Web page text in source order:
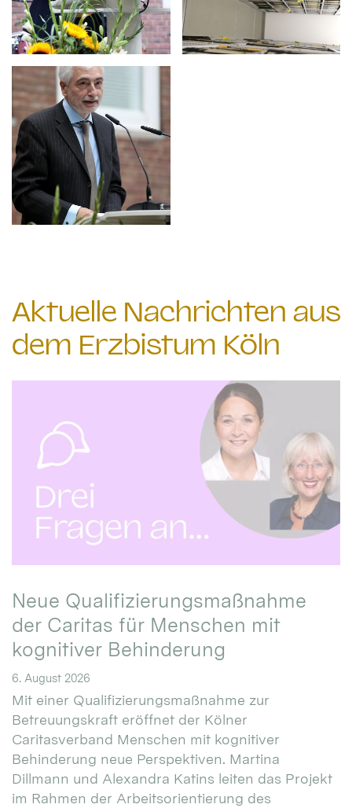
Aktuelle Nachrichten aus
dem Erzbistum Köln
Neue Qualifizierungsmaßnahme
der Caritas für Menschen mit
kognitiver Behinderung
6. August 2026
Mit einer Qualifizierungsmaßnahme zur
Betreuungskraft eröffnet der Kölner
Caritasverband Menschen mit kognitiver
Behinderung neue Perspektiven. Martina
Dillmann und Alexandra Katins leiten das Projekt
im Rahmen der Arbeitsorientierung des